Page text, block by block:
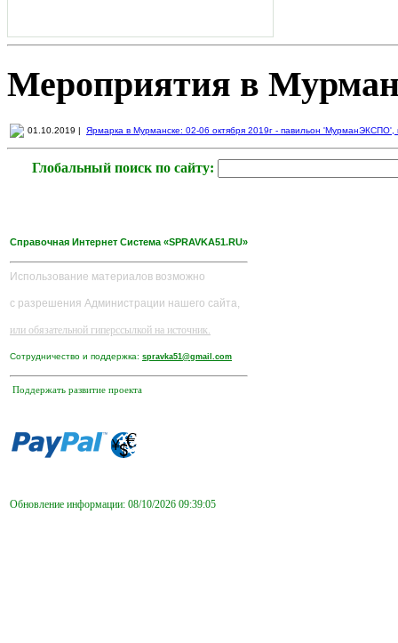
Мероприятия в
01.10.2019 | Ярмарка в Мурманске: 02-06 октября 2019г - павильон 'МурманЭКСПО',
Глобальный поиск по сайту:
Справочная Интернет Система «SPRAVKA51.RU»
Использование материалов возможно
с разрешения Администрации нашего сайта,
или обязательной гиперссылкой на источник.
Сотрудничество и поддержка: spravka51@gmail.com
Поддержать развитие проекта
Обновление информации: 08/10/2026 09:39:05